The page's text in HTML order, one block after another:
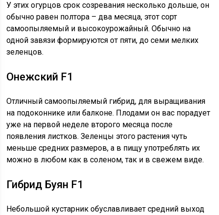
У этих огурцов срок созревания несколько дольше, он
обычно равен полтора – два месяца, этот сорт
самоопыляемый и высокоурожайный. Обычно на
одной завязи формируются от пяти, до семи мелких
зеленцов.
Онежский F1
Отличный самоопыляемый гибрид, для выращивания
на подоконнике или балконе. Плодами он вас порадует
уже на первой неделе второго месяца после
появления листков. Зеленцы этого растения чуть
меньше средних размеров, а в пищу употреблять их
можно в любом как в соленом, так и в свежем виде.
Гибрид Буян F1
Небольшой кустарник обуславливает средний выход